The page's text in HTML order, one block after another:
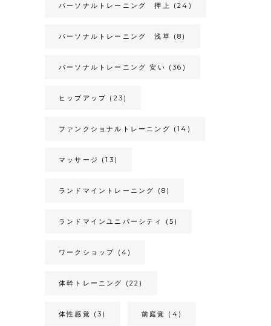
パーソナルトレーニング 押上 (24)
パーソナルトレーニング 浅草 (8)
パーソナルトレーニング 安い (36)
ヒップアップ (23)
ファンクショナルトレーニング (14)
マッサージ (13)
ランドマイントレーニング (8)
ランドマインユニバーシティ (5)
ワークショップ (4)
体幹トレーニング (22)
体性感覚 (3) 前庭覚 (4)